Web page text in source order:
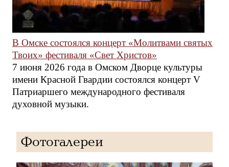
В Омске состоялся концерт «Молитвами святых
Твоих» фестиваля «Свет Христов»
7 июня 2026 года в Омском Дворце культуры
имени Красной Гвардии состоялся концерт V
Патриаршего международного фестиваля
духовной музыки.
Фотогалереи